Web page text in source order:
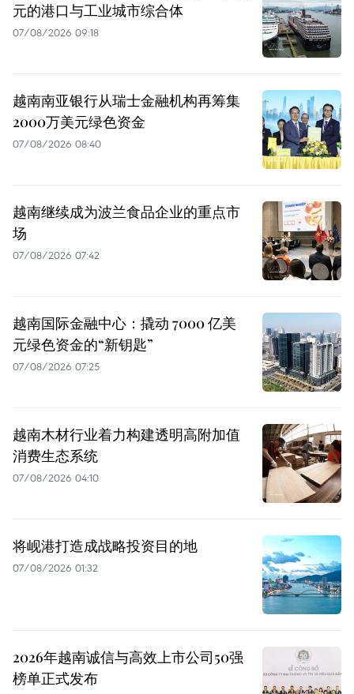
元的港口与工业城市综合体
07/08/2026 09:18
越南南亚银行从瑞士金融机构再筹集
2000万美元绿色资金
07/08/2026 08:40
越南继续成为波兰食品企业的重点市
场
07/08/2026 07:42
越南国际金融中心：撬动 7000 亿美
元绿色资金的“新钥匙”
07/08/2026 07:25
越南木材行业着力构建透明高附加值
消费生态系统
07/08/2026 04:10
将岘港打造成战略投资目的地
07/08/2026 01:32
2026年越南诚信与高效上市公司50强
榜单正式发布